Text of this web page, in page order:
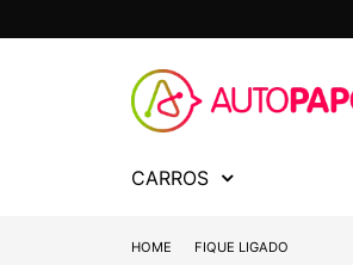
CARROS
HOME FIQUE LIGADO